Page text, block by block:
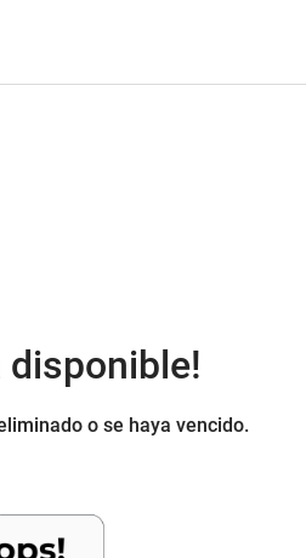
disponible!
o se haya vencido.